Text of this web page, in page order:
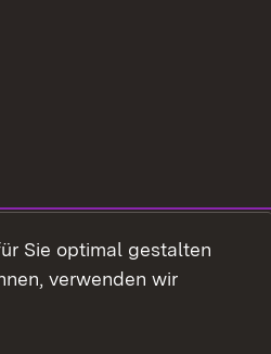
Sie optimal gestalten
verwenden wir